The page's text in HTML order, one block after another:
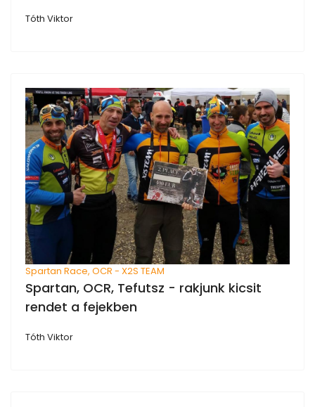
Tóth Viktor
Spartan Race, OCR - X2S TEAM
Spartan, OCR, Tefutsz - rakjunk kicsit
rendet a fejekben
Tóth Viktor